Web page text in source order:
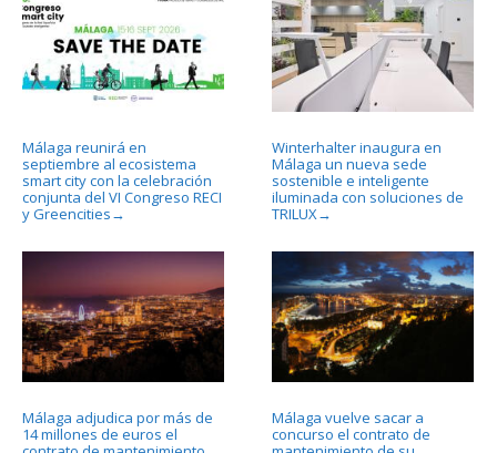
Málaga reunirá en
septiembre al ecosistema
smart city con la celebración
conjunta del VI Congreso RECI
y Greencities →
Winterhalter inaugura en
Málaga un nueva sede
sostenible e inteligente
iluminada con soluciones de
TRILUX →
Málaga adjudica por más de
14 millones de euros el
Málaga vuelve sacar a
concurso el contrato de